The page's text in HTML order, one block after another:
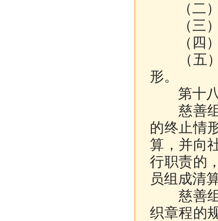
（二）
（三）
（四）
（五）
形。
第十八
慈善组
的终止情
算，并向
行职责的
员组成清
慈善组
织章程的